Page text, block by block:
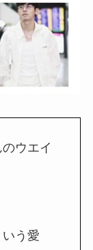
ウエイ
う愛